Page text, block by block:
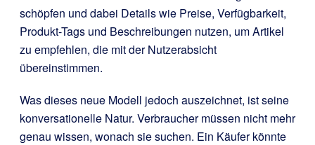
schöpfen und dabei Details wie Preise, Verfügbarkeit,
Produkt-Tags und Beschreibungen nutzen, um Artikel
zu empfehlen, die mit der Nutzerabsicht
übereinstimmen.
Was dieses neue Modell jedoch auszeichnet, ist seine
konversationelle Natur. Verbraucher müssen nicht mehr
genau wissen, wonach sie suchen. Ein Käufer könnte